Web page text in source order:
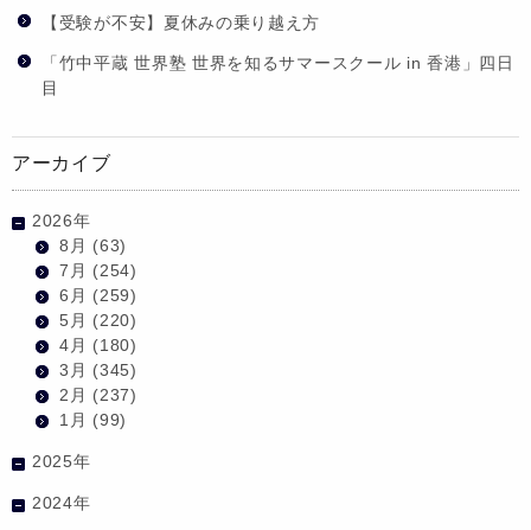
【受験が不安】夏休みの乗り越え方
「竹中平蔵 世界塾 世界を知るサマースクール in 香港」四日
目
アーカイブ
2026年
8月 (63)
7月 (254)
6月 (259)
5月 (220)
4月 (180)
3月 (345)
2月 (237)
1月 (99)
2025年
2024年